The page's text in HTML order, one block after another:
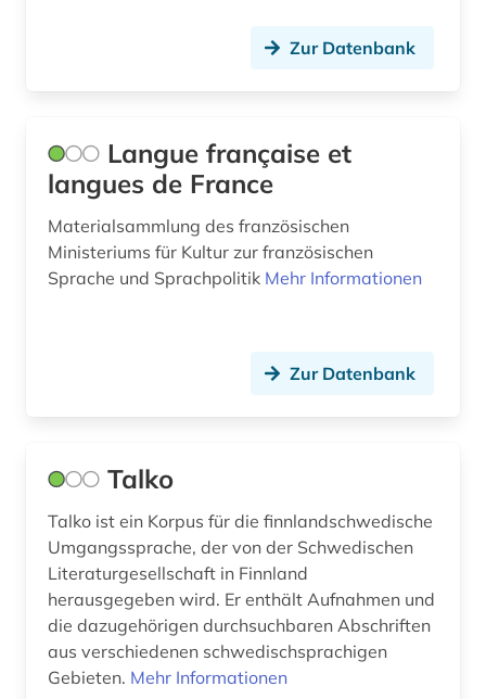
Zur Datenbank
Langue française et
langues de France
Materialsammlung des französischen
Ministeriums für Kultur zur französischen
Sprache und Sprachpolitik Mehr Informationen
Zur Datenbank
Talko
Talko ist ein Korpus für die finnlandschwedische
Umgangssprache, der von der Schwedischen
Literaturgesellschaft in Finnland
herausgegeben wird. Er enthält Aufnahmen und
die dazugehörigen durchsuchbaren Abschriften
aus verschiedenen schwedischsprachigen
Gebieten. Mehr Informationen